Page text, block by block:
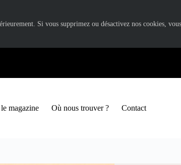
magazine Où nous trouver ? Contact
Si vous supprimez ou désactivez nos cookies,